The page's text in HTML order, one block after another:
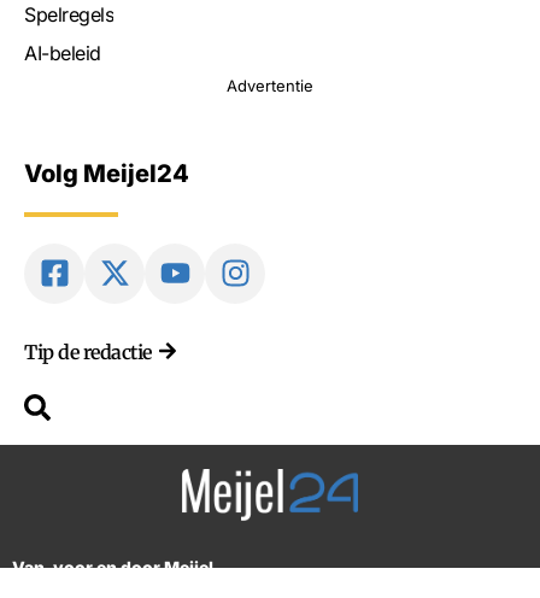
Spelregels
AI-beleid
Advertentie
Volg Meijel24
Tip de redactie
Van, voor en door Meijel